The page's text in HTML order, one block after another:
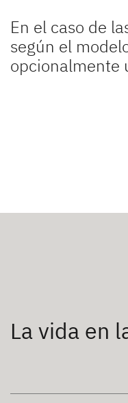
En el caso de
según el
opcionalmente
La vida en